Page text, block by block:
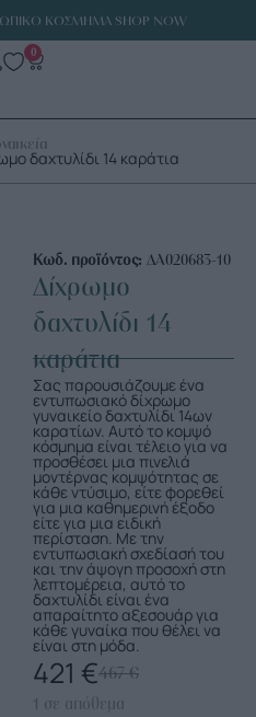
ΚΟΣΜΗΜΑ SHOP NOW
0
δαχτυλίδι 14 καράτια
Κωδ. προϊόντος: ΔΑ020683-10
Δίχρωμο
δαχτυλίδι 14
καράτια
Σας παρουσιάζουμε ένα
εντυπωσιακό δίχρωμο
γυναικείο δαχτυλίδι 14ων
καρατίων. Αυτό το κομψό
κόσμημα είναι τέλειο για να
προσθέσει μια πινελιά
μοντέρνας κομψότητας σε
κάθε ντύσιμο, είτε φορεθεί
για μια καθημερινή έξοδο
είτε για μια ειδική
περίσταση. Με την
εντυπωσιακή σχεδίασή του
και την άψογη προσοχή στη
λεπτομέρεια, αυτό το
δαχτυλίδι είναι ένα
απαραίτητο αξεσουάρ για
κάθε γυναίκα που θέλει να
είναι στη μόδα.
467€
421 €
1 σε απόθεμα